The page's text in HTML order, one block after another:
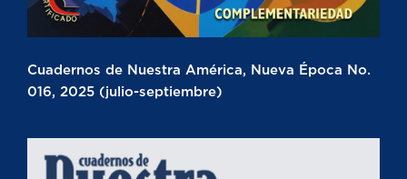
Cuadernos de Nuestra América, Nueva Época No.
016, 2025 (julio-septiembre)